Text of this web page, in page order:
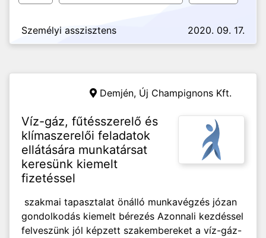
Személyi asszisztens 2020. 09. 17.
Demjén, Új Champignons Kft.
Víz-gáz, fűtésszerelő és
klímaszerelői feladatok
ellátására munkatársat
keresünk kiemelt
fizetéssel
szakmai tapasztalat önálló munkavégzés józan
gondolkodás kiemelt bérezés Azonnali kezdéssel
felveszünk jól képzett szakembereket a víz-gáz-